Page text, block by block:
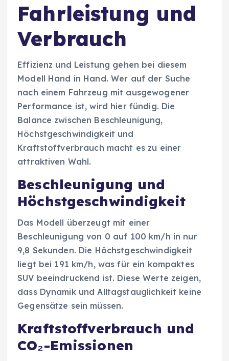
Fahrleistung und
Verbrauch
Effizienz und Leistung gehen bei diesem
Modell Hand in Hand. Wer auf der Suche
nach einem Fahrzeug mit ausgewogener
Performance ist, wird hier fündig. Die
Balance zwischen Beschleunigung,
Höchstgeschwindigkeit und
Kraftstoffverbrauch macht es zu einer
attraktiven Wahl.
Beschleunigung und
Höchstgeschwindigkeit
Das Modell überzeugt mit einer
Beschleunigung von 0 auf 100 km/h in nur
9,8 Sekunden. Die Höchstgeschwindigkeit
liegt bei 191 km/h, was für ein kompaktes
SUV beeindruckend ist. Diese Werte zeigen,
dass Dynamik und Alltagstauglichkeit keine
Gegensätze sein müssen.
Kraftstoffverbrauch und
CO₂-Emissionen